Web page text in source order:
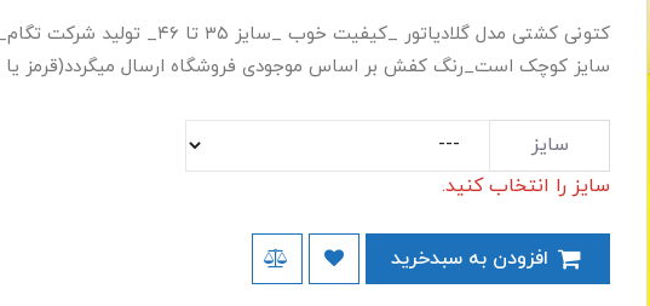
کتونی کشتی مدل گلادیاتور _کیفیت خوب
سایز کوچک است_رنگ کفش بر اساس موجودی فروشگاه ارسال میگردد(قرمز یا
سایز
سایز را انتخاب کنید.